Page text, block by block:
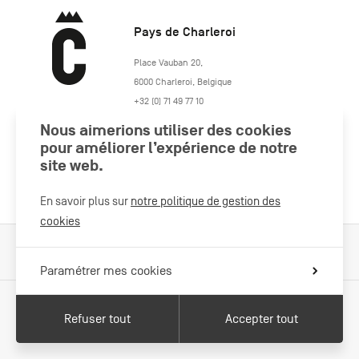
Pays de Charleroi
https://www.paysdecharleroi.be/
Place Vauban 20,
6000 Charleroi Belgique
+32 (0) 71 49 77 10
Avec le soutien de
Nous aimerions utiliser des cookies
pour améliorer l’expérience de notre
site web.
En savoir plus sur notre politique de gestion des
cookies
Paramétrer mes cookies
Refuser tout Accepter tout